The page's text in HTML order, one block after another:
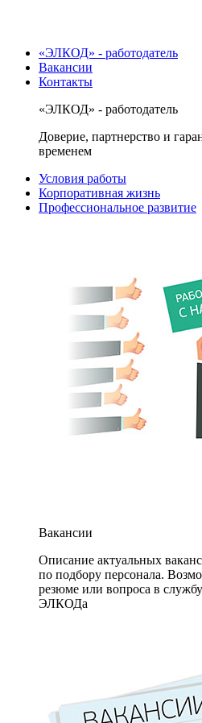
«ЭЛКОД» - работодатель
Вакансии
Контакты
«ЭЛКОД» - работодатель
Доверие, партнерство и
временем
Условия работы
Корпоративная жизнь
Профессиональное развитие
Вакансии
Описание актуальных
по подбору персонала.
резюме или вопроса в
ЭЛКОДа